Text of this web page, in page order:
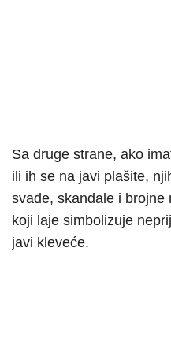
Sa druge strane, ako
ili ih se na javi plašite,
svađe, skandale i brojne
koji laje simbolizuje
javi kleveće.